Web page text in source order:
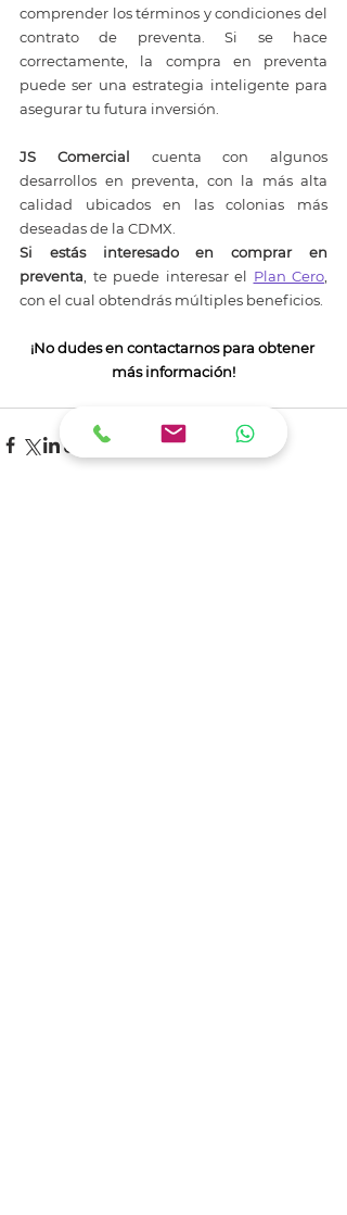
comprender los términos y condiciones del
contrato de preventa. Si se hace
correctamente, la compra en preventa
puede ser una estrategia inteligente para
asegurar tu futura inversión.
JS Comercial cuenta con algunos
desarrollos en preventa, con la más alta
calidad ubicados en las colonias más
deseadas de la CDMX.
Si estás interesado en comprar en
preventa, te puede interesar el Plan Cero,
con el cual obtendrás múltiples beneficios.
¡No dudes en contactarnos para obtener
más información!